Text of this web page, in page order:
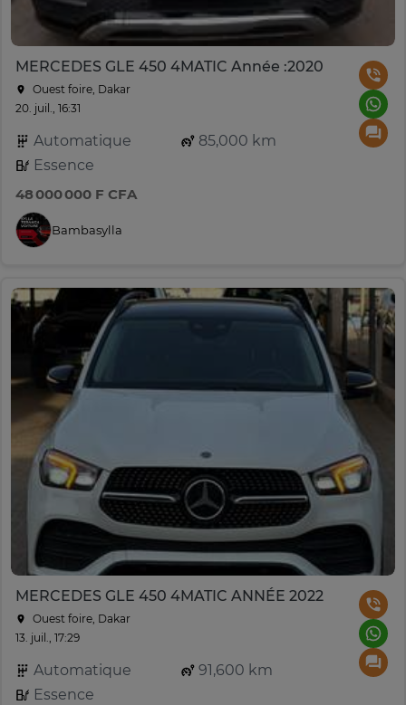
MERCEDES GLE 450 4MATIC Année :2020
Ouest foire, Dakar
20. juil., 16:31
Automatique
85,000 km
Essence
48 000 000 F CFA
Bambasylla
MERCEDES GLE 450 4MATIC ANNÉE 2022
Ouest foire, Dakar
13. juil., 17:29
Automatique
91,600 km
Essence